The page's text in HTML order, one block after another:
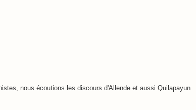
nous écoutions les discours d'Allende et aussi Quilapayun